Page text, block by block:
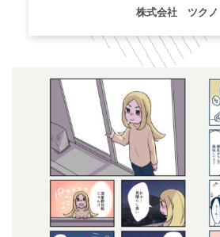
株式会社 ツクノ